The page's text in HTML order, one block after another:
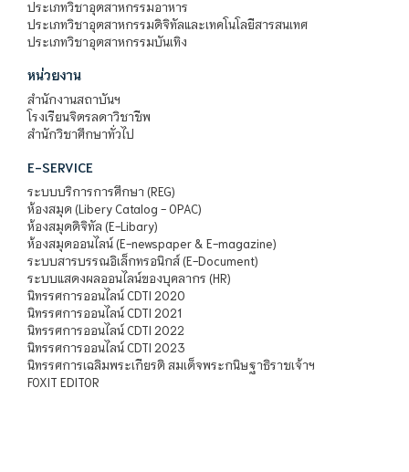
ประเภทวิชาอุตสาหกรรมอาหาร
ประเภทวิชาอุตสาหกรรมดิจิทัลและเทคโนโลยีสารสนเทศ
ประเภทวิชาอุตสาหกรรมบันเทิง
หน่วยงาน
สำนักงานสถาบันฯ
โรงเรียนจิตรลดาวิชาชีพ
สำนักวิชาศึกษาทั่วไป
E-SERVICE
ระบบบริการการศึกษา (REG)
ห้องสมุด (Libery Catalog - OPAC)
ห้องสมุดดิจิทัล (E-Libary)
ห้องสมุดออนไลน์ (E-newspaper & E-magazine)
ระบบสารบรรณอิเล็กทรอนิกส์ (E-Document)
ระบบแสดงผลออนไลน์ของบุคลากร (HR)
นิทรรศการออนไลน์ CDTI 2020
นิทรรศการออนไลน์ CDTI 2021
นิทรรศการออนไลน์ CDTI 2022
นิทรรศการออนไลน์ CDTI 2023
นิทรรศการเฉลิมพระเกียรติ สมเด็จพระกนิษฐาธิราชเจ้าฯ
FOXIT EDITOR